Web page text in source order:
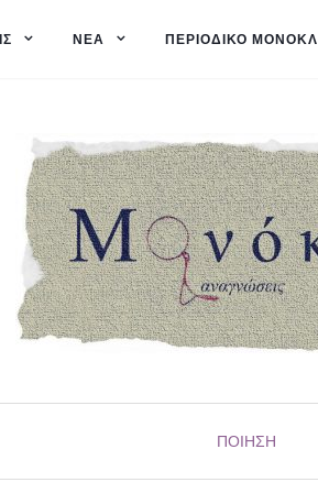
ΝΈΑ ΠΕΡΙΟΔΙΚΌ ΜΟΝΌΚΛ
ΠΟΊΗΣΗ